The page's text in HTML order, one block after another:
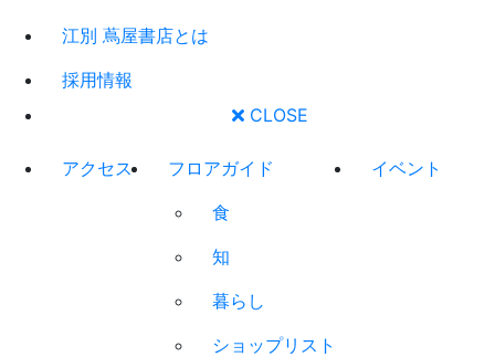
江別 蔦屋書店とは
採用情報
CLOSE
アクセス
フロアガイド
食
知
暮らし
ショップリスト
イベント